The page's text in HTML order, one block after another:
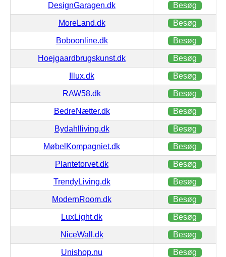
DesignGaragen.dk Besøg
MoreLand.dk Besøg
Boboonline.dk Besøg
Hoejgaardbrugskunst.dk Besøg
Illux.dk Besøg
RAW58.dk Besøg
BedreNætter.dk Besøg
Bydahlliving.dk Besøg
MøbelKompagniet.dk Besøg
Plantetorvet.dk Besøg
TrendyLiving.dk Besøg
ModernRoom.dk Besøg
LuxLight.dk Besøg
NiceWall.dk Besøg
Unishop.nu Besøg